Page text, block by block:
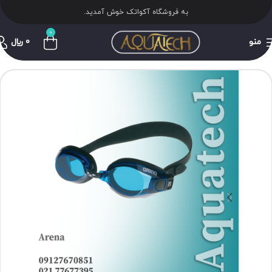
به فروشگاه آکواتک خوش آمدید.
منو
0
0 ﷼